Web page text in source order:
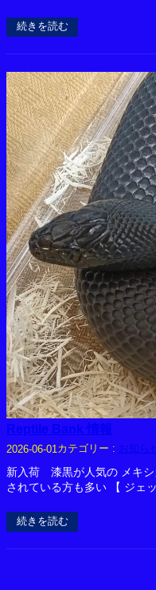
続きを読む
Reptile Bank 情報
2026-06-01 カテゴリー : お知ら
新入荷 漆黒が人気の メキシ
されている方も多い 【 ジェ
続きを読む